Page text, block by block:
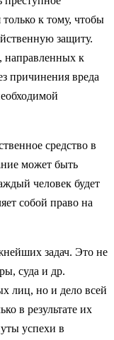
только к тому, чтобы
защиту.
направленных к
причинения вреда
средство в
может быть
человек будет
собой право на
задач. Это не
суда и др.
лиц, но и дело всей
в результате их
успехи в